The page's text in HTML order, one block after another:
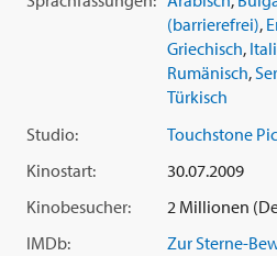
(barrierefrei),
Griechisch,
Rumänisch,
Türkisch
Studio:
Touchstone
Kinostart:
30.07.2009
Kinobesucher:
2 Millionen
IMDb:
Zur Sterne-